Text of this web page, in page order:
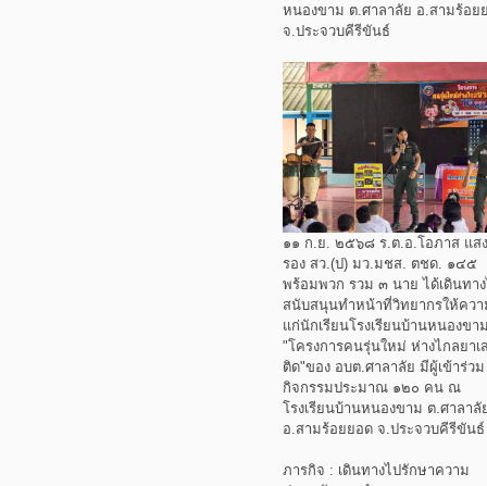
หนองขาม ต.ศาลาลัย อ.สามร้อย
จ.ประจวบคีรีขันธ์
๑๑ ก.ย. ๒๕๖๘ ร.ต.อ.โอภาส แส
รอง สว.(ป) มว.มชส. ตชด. ๑๔๕
พร้อมพวก รวม ๓ นาย ได้เดินทา
สนับสนุนทำหน้าที่วิทยากรให้ควา
แก่นักเรียนโรงเรียนบ้านหนองขา
"โครงการคนรุ่นใหม่ ห่างไกลยาเ
ติด"ของ อบต.ศาลาลัย มีผู้เข้าร่วม
กิจกรรมประมาณ ๑๒๐ คน ณ
โรงเรียนบ้านหนองขาม ต.ศาลาลั
อ.สามร้อยยอด จ.ประจวบคีรีขันธ์
ภารกิจ : เดินทางไปรักษาความ